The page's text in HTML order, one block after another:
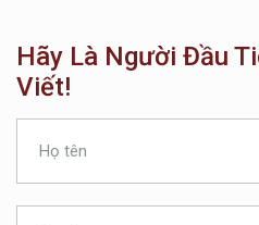
Hãy Là Người Đầu
Viết!